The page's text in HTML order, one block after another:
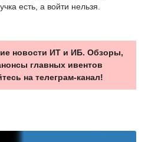
есть, а войти нельзя.
новости ИТ и ИБ. Обзоры,
главных ивентов
на телеграм-канал!